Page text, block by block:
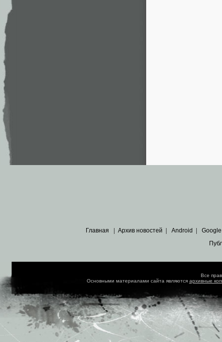
Главная Архив новостей Android Google
Все
Основными материалами сайта являются архивные